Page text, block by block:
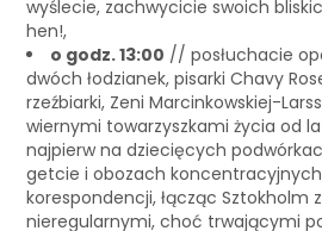
wyślecie, zachwycicie swoich
hen!,
o godz. 13:00 // posłuchacie
dwóch łodzianek, pisarki Chavy
rzeźbiarki, Zeni Marcinkowskiej-
wiernymi towarzyszkami życia od
najpierw na dziecięcych
getcie i obozach
korespondencji, łącząc Sztokholm
nieregularnymi, choć trwającymi